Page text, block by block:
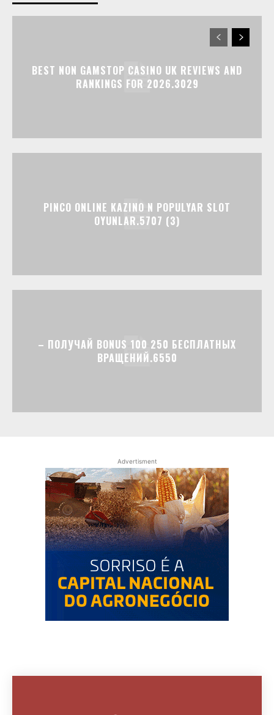
BEST NON GAMSTOP CASINO UK REVIEWS AND
RANKINGS FOR 2026.3029
PINCO ONLINE KAZINO N POPULYAR SLOT
OYUNLAR.5707 (3)
– ПОЛУЧАЙ BONUS 100 250 БЕСПЛАТНЫХ
ВРАЩЕНИЙ.6550
Advertisment